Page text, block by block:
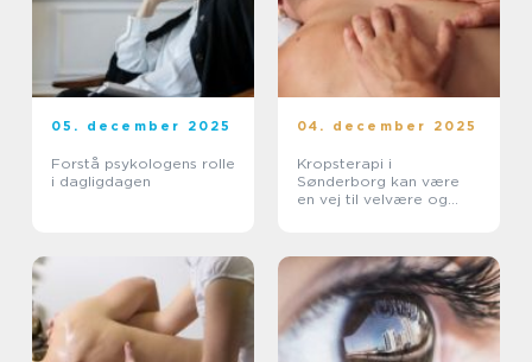
05. december 2025
Forstå psykologens rolle
i dagligdagen
04. december 2025
Kropsterapi i
Sønderborg kan være
en vej til velvære og